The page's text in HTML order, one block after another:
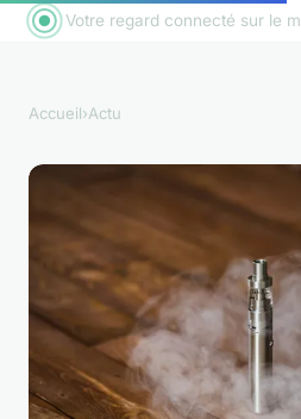
Votre regard connecté sur le
Accueil›Actu